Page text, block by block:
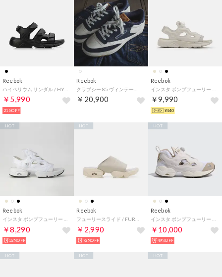
Reebok
￥5,990
21%OFF
Reebok
￥20,900
Reebok
￥9,990
¥440
Reebok
￥8,290
HOT
52%OFF
Reebok
￥2,990
HOT
72%OFF
Reebok
￥10,000
HOT
49%OFF
HOT HOT HOT